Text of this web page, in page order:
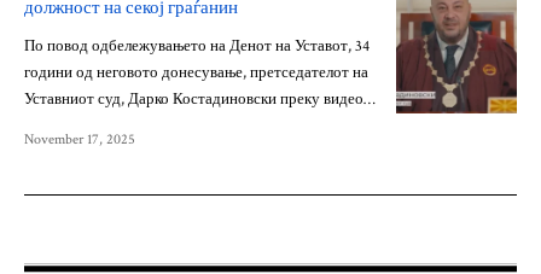
должност на секој граѓанин
По повод одбележувањето на Денот на Уставот, 34
години од неговото донесување, претседателот на
Уставниот суд, Дарко Костадиновски преку видео…
November 17, 2025